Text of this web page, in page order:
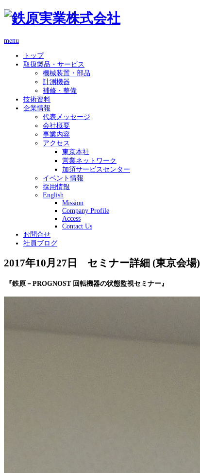
menu
トップ
取扱製品・サービス
機械装置・部品
計測機器
補修・整備
技術資料
企業情報
代表メッセージ
会社概要
事業内容
アクセス
東京本社
営業ネットワーク
加須サービスセンター
イベント情報
採用情報
English
Mission
Company Profile
Access
Contact Us
お問合せ
社員ブログ
2017年10月27日 セミナー詳細 (東京会場)
『鉄原－PROGNOST 回転機器の状態監視セミナー』